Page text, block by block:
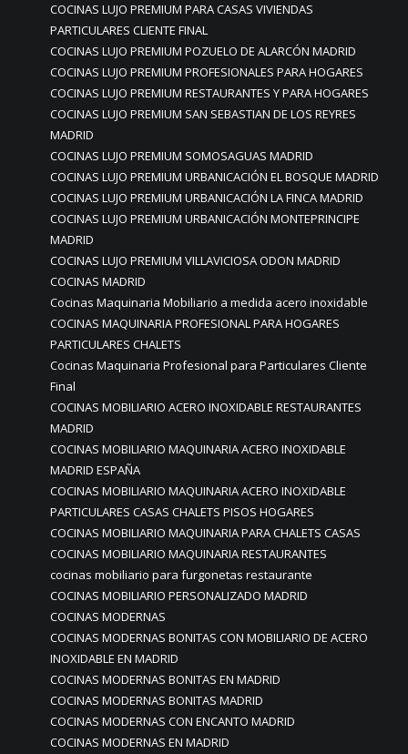
COCINAS LUJO PREMIUM PARA CASAS VIVIENDAS
PARTICULARES CLIENTE FINAL
COCINAS LUJO PREMIUM POZUELO DE ALARCÓN MADRID
COCINAS LUJO PREMIUM PROFESIONALES PARA HOGARES
COCINAS LUJO PREMIUM RESTAURANTES Y PARA HOGARES
COCINAS LUJO PREMIUM SAN SEBASTIAN DE LOS REYRES
MADRID
COCINAS LUJO PREMIUM SOMOSAGUAS MADRID
COCINAS LUJO PREMIUM URBANICACIÓN EL BOSQUE MADRID
COCINAS LUJO PREMIUM URBANICACIÓN LA FINCA MADRID
COCINAS LUJO PREMIUM URBANICACIÓN MONTEPRINCIPE
MADRID
COCINAS LUJO PREMIUM VILLAVICIOSA ODON MADRID
COCINAS MADRID
Cocinas Maquinaria Mobiliario a medida acero inoxidable
COCINAS MAQUINARIA PROFESIONAL PARA HOGARES
PARTICULARES CHALETS
Cocinas Maquinaria Profesional para Particulares Cliente
Final
COCINAS MOBILIARIO ACERO INOXIDABLE RESTAURANTES
MADRID
COCINAS MOBILIARIO MAQUINARIA ACERO INOXIDABLE
MADRID ESPAÑA
COCINAS MOBILIARIO MAQUINARIA ACERO INOXIDABLE
PARTICULARES CASAS CHALETS PISOS HOGARES
COCINAS MOBILIARIO MAQUINARIA PARA CHALETS CASAS
COCINAS MOBILIARIO MAQUINARIA RESTAURANTES
cocinas mobiliario para furgonetas restaurante
COCINAS MOBILIARIO PERSONALIZADO MADRID
COCINAS MODERNAS
COCINAS MODERNAS BONITAS CON MOBILIARIO DE ACERO
INOXIDABLE EN MADRID
COCINAS MODERNAS BONITAS EN MADRID
COCINAS MODERNAS BONITAS MADRID
COCINAS MODERNAS CON ENCANTO MADRID
COCINAS MODERNAS EN MADRID